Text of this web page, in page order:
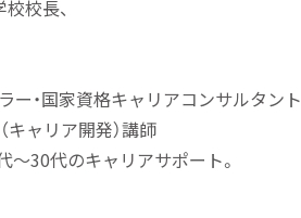
校校長、
ー・国家資格キャリアコンサルタント
キャリア開発）講師
～30代のキャリアサポー ト。